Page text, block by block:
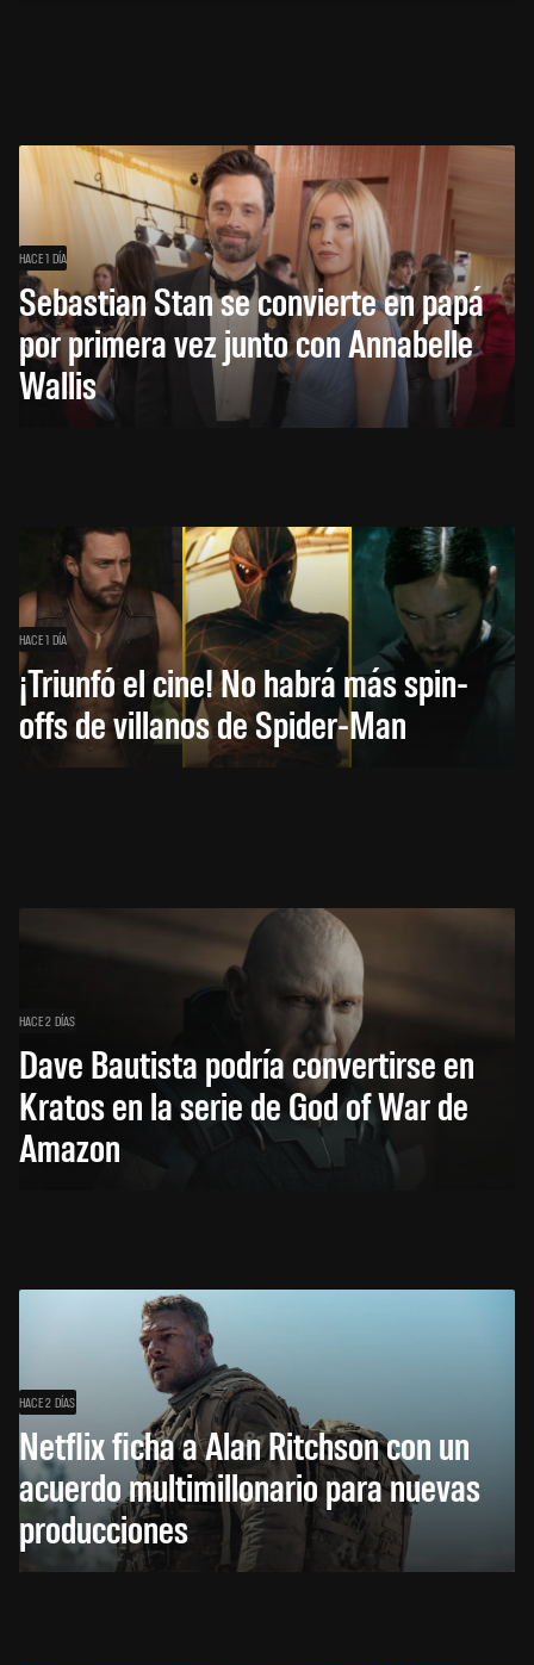
HACE 1 DÍA
Sebastian Stan se convierte en papá
por primera vez junto con Annabelle
Wallis
HACE 1 DÍA
¡Triunfó el cine! No habrá más spin-
offs de villanos de Spider-Man
HACE 2 DÍAS
Dave Bautista podría convertirse en
Kratos en la serie de God of War de
Amazon
HACE 2 DÍAS
Netflix ficha a Alan Ritchson con un
acuerdo multimillonario para nuevas
producciones